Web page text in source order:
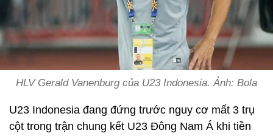
HLV Gerald Vanenburg của U23 Indonesia. Ảnh: Bola
U23 Indonesia đang đứng trước nguy cơ mất 3 trụ
cột trong trận chung kết U23 Đông Nam Á khi tiền